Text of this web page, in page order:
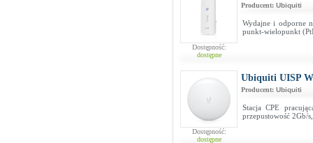
Dostępność:
dostępne
Producent: Ubiquiti
Wydajne i odporne
punkt-wielopunkt
Dostępność:
dostępne
Ubiquiti UISP
Producent: Ubiquiti
Stacja CPE
przepustowość 2Gb/